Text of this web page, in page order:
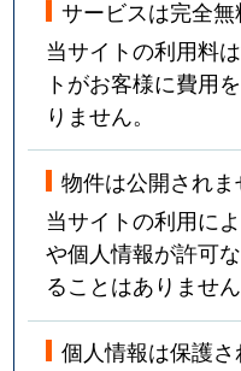
サービスは完全無
当サイトの利用料
トがお客様に費用
りません。
物件は公開されま
当サイトの利用に
や個人情報が許可
ることはありません
個人情報は保護